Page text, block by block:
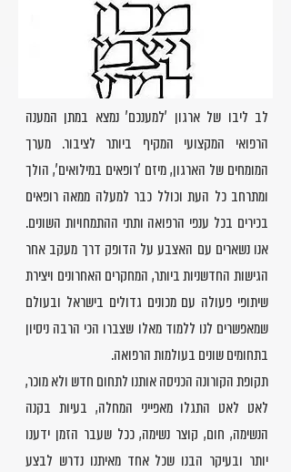
לב ליבו של ארגון 'למענכם' נמצא במתן המענה
הרפואי המקצועי המקיף ביותר לציבור. מערך
המומחים של הארגון, מיזם 'רופאים במילואים', הולך
ומתרחב כל העת וכולל כבר למעלה ממאה רופאים
בכירים בכל ענפי הרפואה ותתי ההתמחויות השונים.
אנו נשארים עם האצבע על הדופק דרך מעקב אחר
הגישות החדשניות ביותר, המחקרים האחרונים ויצירת
שיתופי פעולה עם מכונים גדולים בישראל ובעולם
שמאפשרים לנו ללמוד מאלו שצברו הכי הרבה ניסיון
בתחומים שונים בעולמות הרפואה.
תקופת הקורונה הכניסה אותנו לתחום חדש ולא מוכר,
לאט לאט התגלו מאפייני המחלה, בעיות בקנה
הנשימה, חום, קוצר נשימה, ככל שעבר הזמן ידענו
יותר ובעיקר הבנו שכל אחד מאיתנו נדרש לבצע